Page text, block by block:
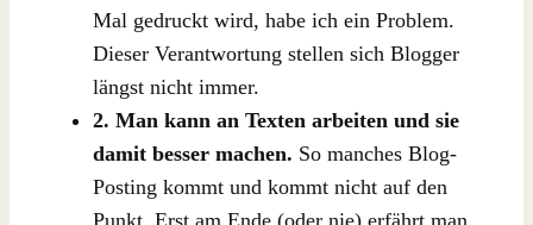
Mal gedruckt wird, habe ich ein Problem.
Dieser Verantwortung stellen sich Blogger
längst nicht immer.
2. Man kann an Texten arbeiten und sie
damit besser machen. So manches Blog-
Posting kommt und kommt nicht auf den
Punkt. Erst am Ende (oder nie) erfährt man,